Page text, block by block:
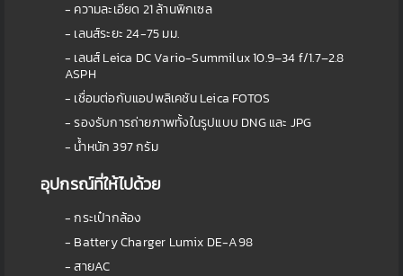
- ความละเอียด 21 ล้านพิกเซล
- เลนส์ระยะ 24-75 มม.
- เลนส์ Leica DC Vario-Summilux 10.9–34 f/1.7–2.8
ASPH
- เชื่อมต่อกับแอปพลิเคชัน Leica FOTOS
- รองรับการถ่ายภาพทั้งในรูปแบบ DNG และ JPG
- น้ำหนัก 397 กรัม
อุปกรณ์ที่ให้ไปด้วย
- กระเป๋ากล้อง
- Battery Charger Lumix DE-A98
- สายAC